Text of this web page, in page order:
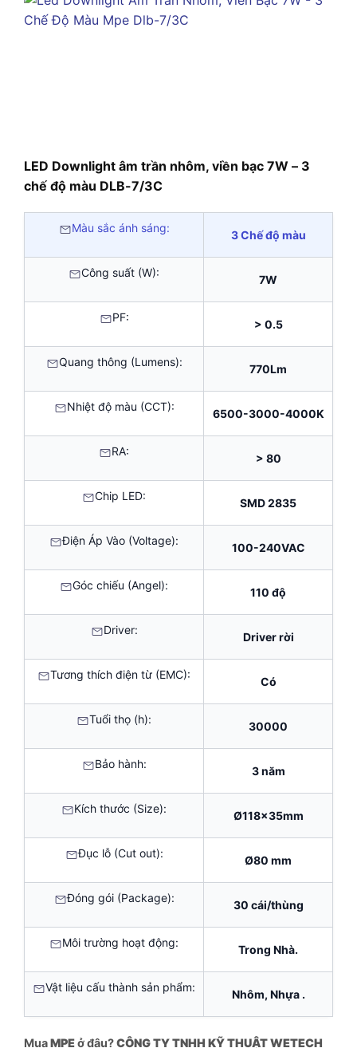
LED Downlight âm trần nhôm, viền bạc 7W – 3
chế độ màu DLB-7/3C
Màu sắc ánh sáng:
3 Chế độ màu
Công suất (W):
7W
PF:
> 0.5
Quang thông (Lumens):
770Lm
Nhiệt độ màu (CCT):
6500-3000-4000K
RA:
> 80
Chip LED:
SMD 2835
Điện Áp Vào (Voltage):
100-240VAC
Góc chiếu (Angel):
110 độ
Driver:
Driver rời
Tương thích điện từ (EMC):
Có
Tuổi thọ (h):
30000
Bảo hành:
3 năm
Kích thước (Size):
Ø118x35mm
Đục lỗ (Cut out):
Ø80 mm
Đóng gói (Package):
30 cái/thùng
Môi trường hoạt động:
Trong Nhà.
Vật liệu cấu thành sản phẩm:
Nhôm, Nhựa .
MuaMPEở đâu?CÔNG TY TNHH KỸ THUẬT WETECH